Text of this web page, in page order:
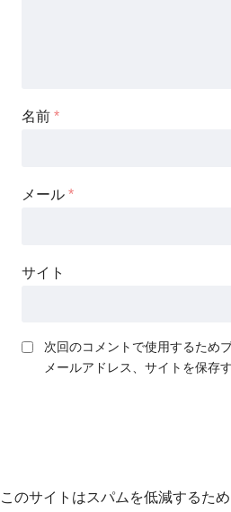
名前 *
メール *
サイト
次回のコメントで使用するため
メールアドレス、サイトを保存す
このサイトはスパムを低減するた